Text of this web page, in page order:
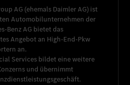
AG (ehemals Daimler AG) ist
Automobilunternehmen der
Benz AG bietet das
Angebot an High-End-Pkw
an.
Services bildet eine weitere
und übernimmt